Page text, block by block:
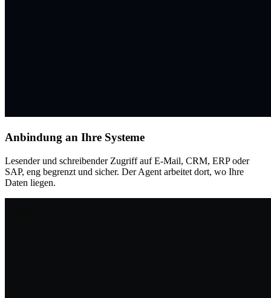
Anbindung an Ihre Systeme
Lesender und schreibender Zugriff auf E-Mail, CRM, ERP oder
SAP, eng begrenzt und sicher. Der Agent arbeitet dort, wo Ihre
Daten liegen.